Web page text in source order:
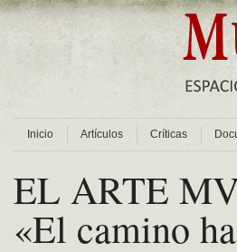
Inicio Artículos Críticas
EL ARTE
«El camino